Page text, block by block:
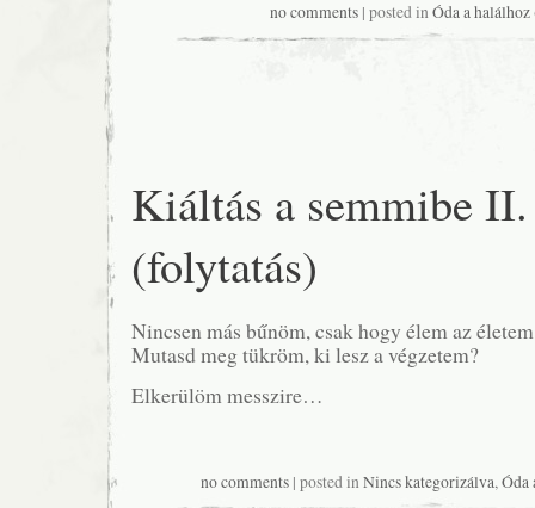
no comments| posted inÓda a
Kiáltás a semmibe II.
(folytatás)
Nincsen más bűnöm, csak hogy élem az
Mutasd meg tükröm, ki lesz a végzetem?
Elkerülöm messzire…
no comments| posted inNincs kategorizálva,Óda